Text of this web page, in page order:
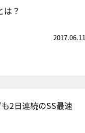
？
2017.06.11
も2日連続のSS最速